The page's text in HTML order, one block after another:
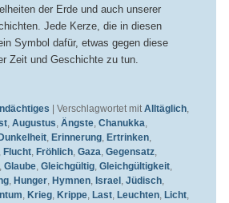
der Erde und auch unserer
Jede Kerze, die in diesen
Symbol dafür, etwas gegen diese
Zeit und Geschichte zu tun.
Verschlagwortet mit Alltäglich,
, Augustus, Ängste, Chanukka,
Dunkelheit, Erinnerung, Ertrinken,
, Flucht, Fröhlich, Gaza, Gegensatz,
Glaube, Gleichgültig, Gleichgültigkeit,
, Hunger, Hymnen, Israel , Jüdisch,
, Krieg, Krippe, Last, Leuchten, Licht,